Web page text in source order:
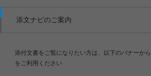
添文ナビのご案内
添付文書をご覧になりたい方は、以下のバナーか
をご利用ください